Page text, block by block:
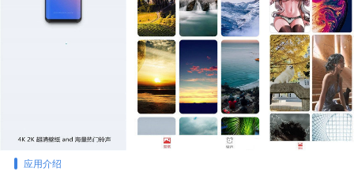
应用介绍